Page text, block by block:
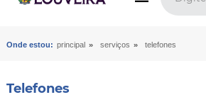
Onde estou: principal » serviços » telefones
Telefones